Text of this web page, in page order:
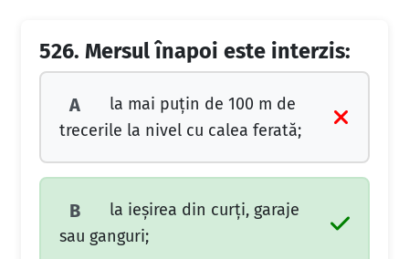
526. Mersul înapoi este interzis:
A
la mai puţin de 100 m de
trecerile la nivel cu calea ferată;
B
la ieşirea din curţi, garaje
sau ganguri;